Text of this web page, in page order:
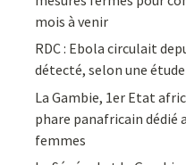
mois à venir
RDC : Ebola circulait
détecté, selon une étude
La Gambie, 1er Etat
phare panafricain dédié
femmes